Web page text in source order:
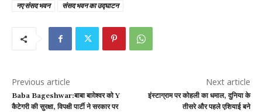
नए संसद भवन
संसद भवन का उद्घाटन
Previous article
Baba Bageshwar:बाबा बाग़ेश्वर को Y
कैटेगरी की सुरक्षा, विपक्षी पार्टी ने सरकार पर
Next article
इंस्टाग्राम पर कोहली का धमाल, दुनिया के
तीसरे और पहले एशियाई बने